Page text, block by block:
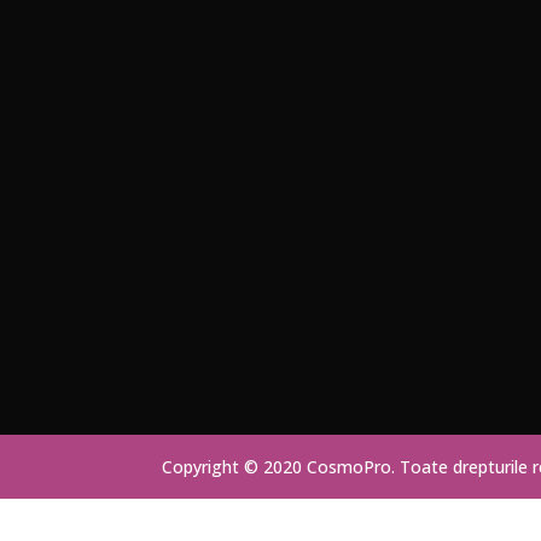
Copyright © 2020 CosmoPro. Toate drepturile